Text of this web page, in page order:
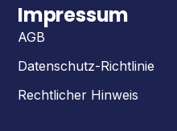
Impressum
AGB
Datenschutz-Richtlinie
Rechtlicher Hinweis